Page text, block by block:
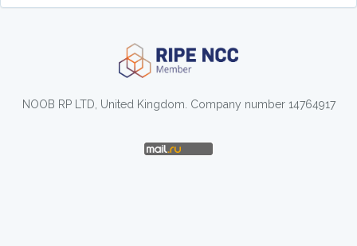
NOOB RP LTD, United Kingdom. Company number 14764917